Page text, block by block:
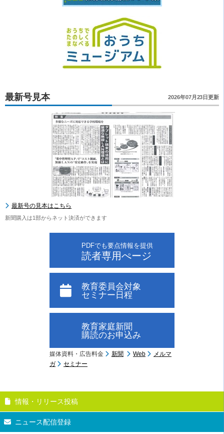
最新号見本 2026年07月23日更新
最新号の見本はこちら
新聞購入は1部からネット決済ができます
PDFでも要点情報を提供
読者専用ぺージ
教育委員会対象
セミナー日程
教育家庭新聞
購読のお申込み
媒体資料・広告料金 新聞 Web
メルマ
ガ
セミナー
情報・リリース投稿
ニュース配信登録